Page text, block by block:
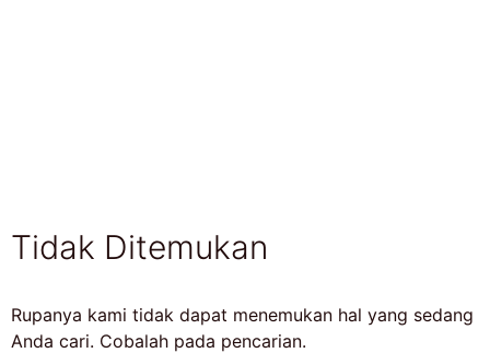
Tidak Ditemukan
Rupanya kami tidak dapat menemukan hal yang sedang
Anda cari. Cobalah pada pencarian.